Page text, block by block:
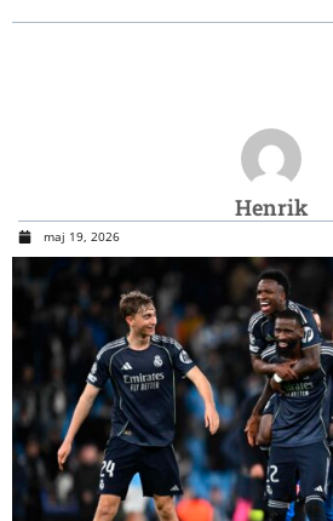
Henrik
maj 19, 2026